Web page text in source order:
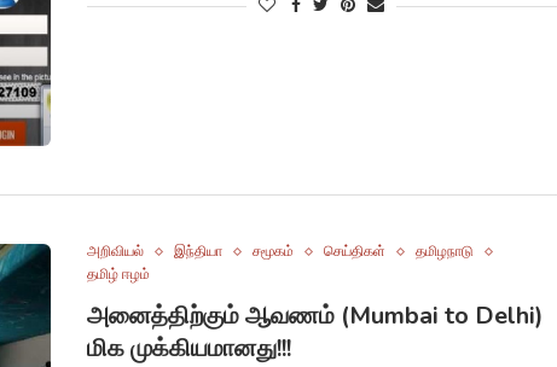
அறிவியல் இந்தியா சமூகம் செய்திகள்
தமிழநாடு
தமிழ் ஈழம்
அனைத்திற்கும் ஆவணம் (Mumbai to Delhi)
மிக முக்கியமானது!!!